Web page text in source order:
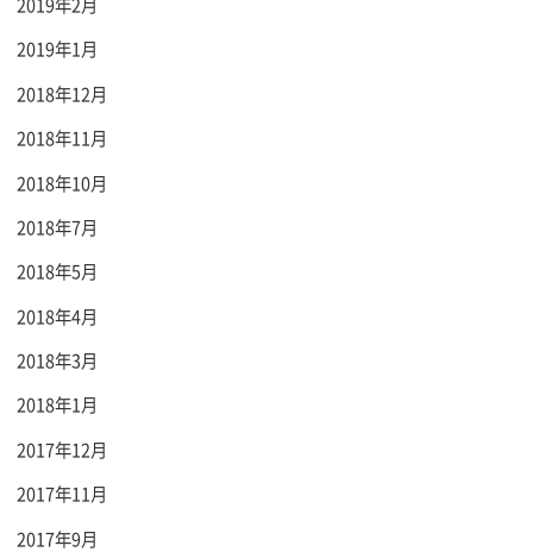
2019年1月
2018年12月
2018年11月
2018年10月
2018年7月
2018年5月
2018年4月
2018年3月
2018年1月
2017年12月
2017年11月
2017年9月